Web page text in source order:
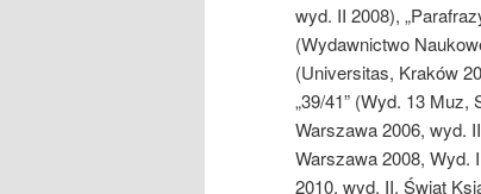
wyd. II 2008),
(Wydawnictwo
(Universitas, Kraków
„39/41” (Wyd. 13
Warszawa 2006, wyd.
Warszawa 2008, Wyd.
2010, wyd. II, Świat